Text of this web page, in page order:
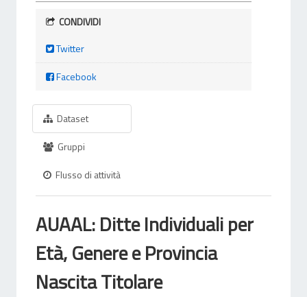
CONDIVIDI
Twitter
Facebook
Dataset
Gruppi
Flusso di attività
AUAAL: Ditte Individuali per
Età, Genere e Provincia
Nascita Titolare